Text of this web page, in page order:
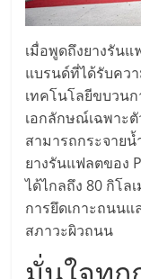
ขยาย
สา
ขา
แฟ
รน
ไชส์,
เมื่อพูดถึงยางรันแ
แบรนด์ที่ได้รับคว
เทคโนโลยีขบวนก
เอกลักษณ์เฉพาะ
สามารถกระจาย
ยางรันแฟลตของ
ได้ไกลถึง 80 กิโล
การยึดเกาะถนน
สภาวะผิวถนน